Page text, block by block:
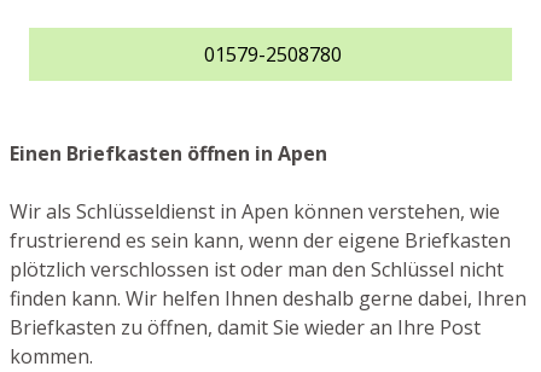
01579-2508780
Einen Briefkasten öffnen in Apen
Wir als Schlüsseldienst in Apen können verstehen, wie
frustrierend es sein kann, wenn der eigene Briefkasten
plötzlich verschlossen ist oder man den Schlüssel nicht
finden kann. Wir helfen Ihnen deshalb gerne dabei, Ihren
Briefkasten zu öffnen, damit Sie wieder an Ihre Post
kommen.